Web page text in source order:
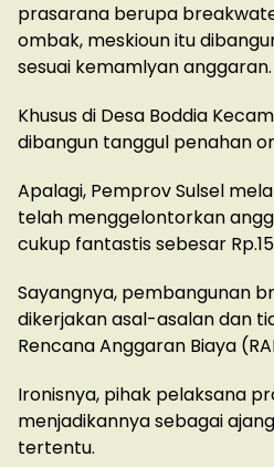
prasarana berupa
ombak, meskioun itu
sesuai kemamlyan anggaran.
Khusus di Desa Boddia
dibangun tanggul penahan
Apalagi, Pemprov Sulsel
telah menggelontorkan
cukup fantastis sebesar
Sayangnya, pembangunan
dikerjakan asal-asalan dan
Rencana Anggaran Biaya
Ironisnya, pihak pelaksana
menjadikannya sebagai
tertentu.